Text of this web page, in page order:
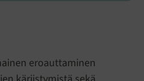
eroauttaminen